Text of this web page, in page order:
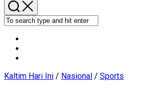
Kaltim Hari Ini / Nasional / Sports